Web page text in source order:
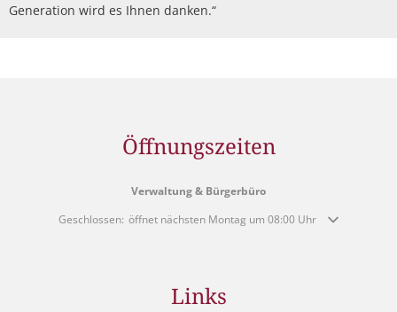
Generation wird es Ihnen danken.“
Öffnungszeiten
Verwaltung & Bürgerbüro
Klicken, um weitere Öffnungs- oder Schließzeiten auszublenden
Geschlossen: öffnet nächsten Montag um 08:00 Uhr
Links